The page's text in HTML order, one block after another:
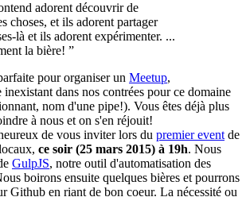
adorent découvrir de
choses, et ils adorent partager
là et ils adorent expérimenter. ...
la bière! ”
pour organiser un Meetup,
inexistant dans nos contrées pour ce domaine
nom d'une pipe!). Vous êtes déjà plus
à nous et on s'en réjouit!
de vous inviter lors du premier eventde
ce soir (25 mars 2015) à 19h. Nous
GulpJS, notre outil d'automatisation des
boirons ensuite quelques bières et pourrons
Github en riant de bon coeur. La nécessité ou